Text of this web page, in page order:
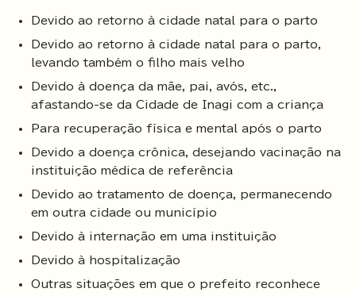
Devido ao retorno à cidade natal para o parto
Devido ao retorno à cidade natal para o parto,
levando também o filho mais velho
Devido à doença da mãe, pai, avós, etc.,
afastando-se da Cidade de Inagi com a criança
Para recuperação física e mental após o parto
Devido a doença crônica, desejando vacinação na
instituição médica de referência
Devido ao tratamento de doença, permanecendo
em outra cidade ou município
Devido à internação em uma instituição
Devido à hospitalização
Outras situações em que o prefeito reconhece